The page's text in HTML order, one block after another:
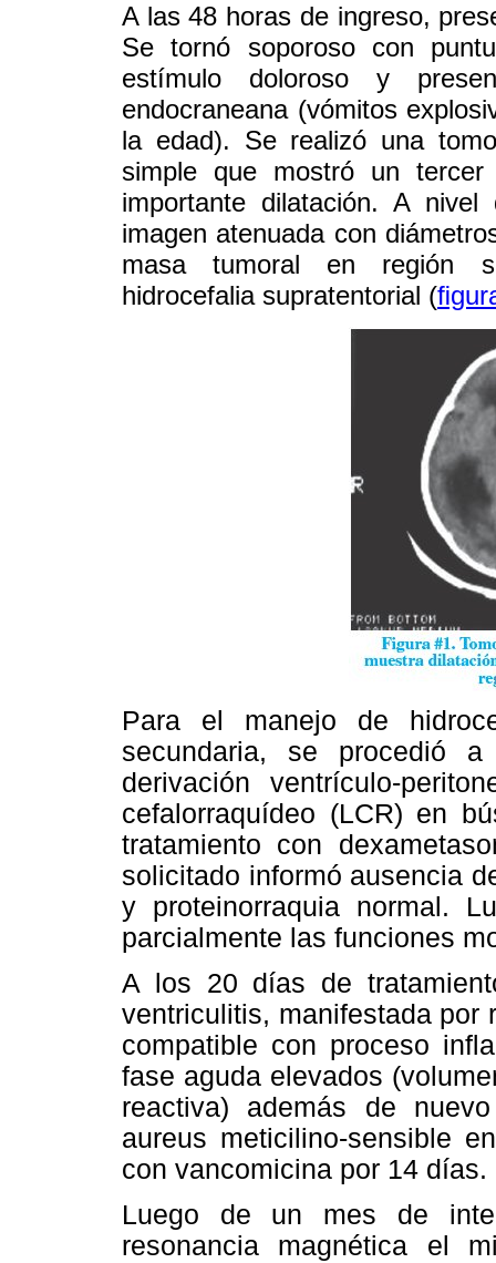
A las 48 horas de ingreso,
Se tornó soporoso con
estímulo doloroso y
endocraneana (vómitos
la edad). Se realizó una
simple que mostró un
importante dilatación. A
imagen atenuada con
masa tumoral en región
hidrocefalia supratentorial (
Para el manejo de
secundaria, se procedió
derivación ventrículo-
cefalorraquídeo (LCR) en
tratamiento con
solicitado informó ausencia
y proteinorraquia normal.
parcialmente las funciones
A los 20 días de
ventriculitis, manifestada por
compatible con proceso
fase aguda elevados
reactiva) además de
aureus meticilino-sensible
con vancomicina por 14 días.
Luego de un mes de
resonancia magnética el